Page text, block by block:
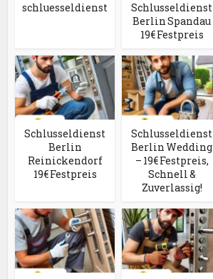
schluesseldienst
Schlusseldienst
Berlin Spandau
19€ Festpreis
Schlusseldienst
Berlin
Reinickendorf
19€ Festpreis
Schlusseldienst
Berlin Wedding
– 19€ Festpreis,
Schnell &
Zuverlassig!